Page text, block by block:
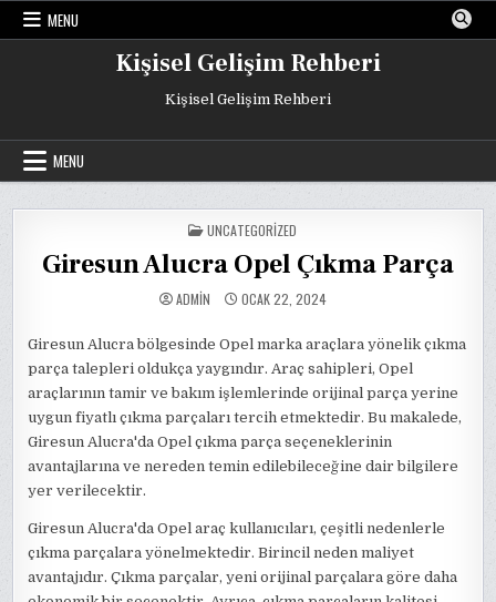
Skip
MENU
Kişisel Gelişim Rehberi
Kişisel Gelişim Rehberi
MENU
POSTED
IN
UNCATEGORIZED
Giresun Alucra Opel Çıkma Parça
ADMIN OCAK 22, 2024
Giresun Alucra bölgesinde Opel marka araçlara yönelik çıkma
parça talepleri oldukça yaygındır. Araç sahipleri, Opel
araçlarının tamir ve bakım işlemlerinde orijinal parça yerine
uygun fiyatlı çıkma parçaları tercih etmektedir. Bu makalede,
Giresun Alucra'da Opel çıkma parça seçeneklerinin
avantajlarına ve nereden temin edilebileceğine dair bilgilere
yer verilecektir.
Giresun Alucra'da Opel araç kullanıcıları, çeşitli nedenlerle
çıkma parçalara yönelmektedir. Birincil neden maliyet
avantajıdır. Çıkma parçalar, yeni orijinal parçalara göre daha